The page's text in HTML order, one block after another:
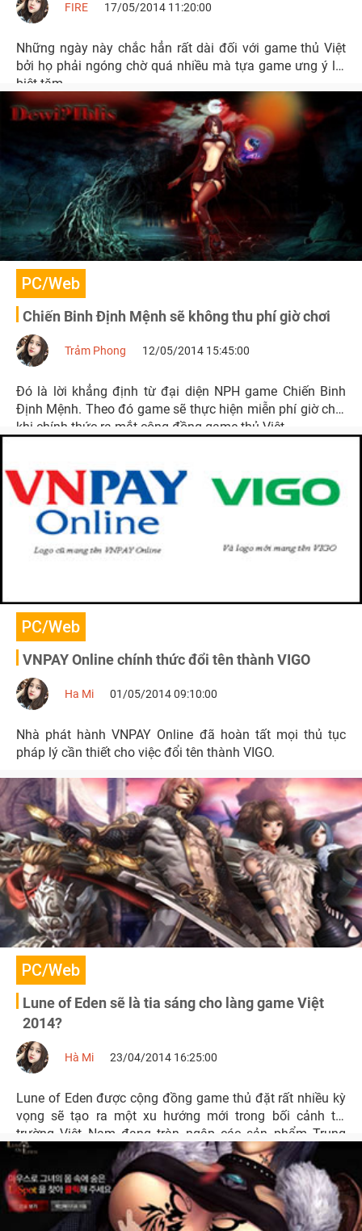
FIRE 17/05/2014 11:20:00
Những ngày này chắc hẳn rất dài đối với game thủ Việt
bởi họ phải ngóng chờ quá nhiều mà tựa game ưng ý lại
biệt tăm.
PC/Web
Chiến Binh Định Mệnh sẽ không thu phí giờ chơi
Trảm Phong 12/05/2014 15:45:00
Đó là lời khẳng định từ đại diện NPH game Chiến Binh
Định Mệnh. Theo đó game sẽ thực hiện miễn phí giờ chơi
khi chính thức ra mắt cộng đồng game thủ Việt.
PC/Web
VNPAY Online chính thức đổi tên thành VIGO
Ha Mi 01/05/2014 09:10:00
Nhà phát hành VNPAY Online đã hoàn tất mọi thủ tục
pháp lý cần thiết cho việc đổi tên thành VIGO.
PC/Web
Lune of Eden sẽ là tia sáng cho làng game Việt
2014?
Hà Mi 23/04/2014 16:25:00
Lune of Eden được cộng đồng game thủ đặt rất nhiều kỳ
vọng sẽ tạo ra một xu hướng mới trong bối cảnh thị
trường Việt Nam đang tràn ngập các sản phẩm Trung
Quốc mang nặng tính sao chép.